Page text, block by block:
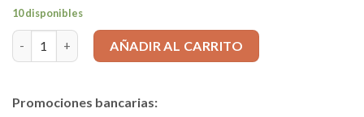
10 disponibles
QCMB2002-T WS7125 Inserto RANURADO-TORNEADO 2mm
AÑADIR AL CARRITO
Promociones bancarias: